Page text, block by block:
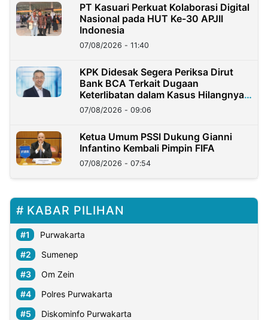
PT Kasuari Perkuat Kolaborasi Digital
Nasional pada HUT Ke-30 APJII
Indonesia
07/08/2026 - 11:40
KPK Didesak Segera Periksa Dirut
Bank BCA Terkait Dugaan
Keterlibatan dalam Kasus Hilangnya
Dana Nasabah Rp2,58 Miliar
07/08/2026 - 09:06
Ketua Umum PSSI Dukung Gianni
Infantino Kembali Pimpin FIFA
07/08/2026 - 07:54
KABAR PILIHAN
Purwakarta
Sumenep
Om Zein
Polres Purwakarta
Diskominfo Purwakarta